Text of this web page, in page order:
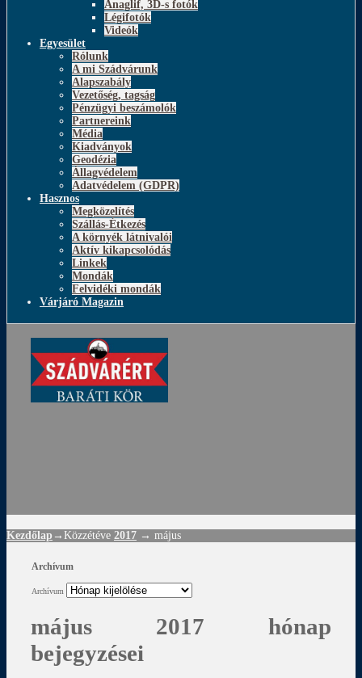
Anaglif, 3D-s fotók
Légifotók
Videók
Egyesület
Rólunk
A mi Szádvárunk
Alapszabály
Vezetőség, tagság
Pénzügyi beszámolók
Partnereink
Média
Kiadványok
Geodézia
Állagvédelem
Adatvédelem (GDPR)
Hasznos
Megközelítés
Szállás-Étkezés
A környék látnivalói
Aktív kikapcsolódás
Linkek
Mondák
Felvidéki mondák
Várjáró Magazin
Kezdőlap →Közzétéve 2017 → május
Archívum
Archívum
május 2017 hónap
bejegyzései